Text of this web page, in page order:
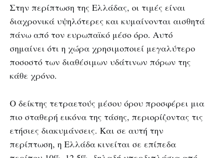
Στην περίπτωση της Ελλάδας, οι τιμές είναι
διαχρονικά υψηλότερες και κυμαίνονται αισθητά
πάνω από τον ευρωπαϊκό μέσο όρο. Αυτό
σημαίνει ότι η χώρα χρησιμοποιεί μεγαλύτερο
ποσοστό των διαθέσιμων υδάτινων πόρων της
κάθε χρόνο.
Ο δείκτης τετραετούς μέσου όρου προσφέρει μια
πιο σταθερή εικόνα της τάσης, περιορίζοντας τις
ετήσιες διακυμάνσεις. Και σε αυτή την
περίπτωση, η Ελλάδα κινείται σε επίπεδα